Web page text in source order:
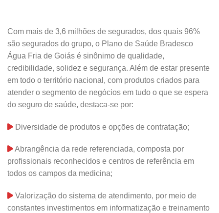
Com mais de 3,6 milhões de segurados, dos quais 96%
são segurados do grupo, o Plano de Saúde Bradesco
Água Fria de Goiás é sinônimo de qualidade,
credibilidade, solidez e segurança. Além de estar presente
em todo o território nacional, com produtos criados para
atender o segmento de negócios em tudo o que se espera
do seguro de saúde, destaca-se por:
Diversidade de produtos e opções de contratação;
Abrangência da rede referenciada, composta por
profissionais reconhecidos e centros de referência em
todos os campos da medicina;
Valorização do sistema de atendimento, por meio de
constantes investimentos em informatização e treinamento